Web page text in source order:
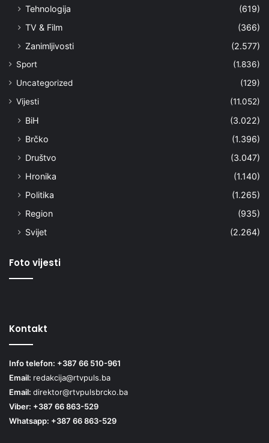
Tehnologija
(619)
TV & Film
(366)
Zanimljivosti
(2.577)
Sport
(1.836)
Uncategorized
(129)
Vijesti
(11.052)
BiH
(3.022)
Brčko
(1.396)
Društvo
(3.047)
Hronika
(1.140)
Politika
(1.265)
Region
(935)
Svijet
(2.264)
Foto vijesti
Kontakt
Info telefon: +387 66 510-961
Email: redakcija@rtvpuls.ba
Email: direktor@rtvpulsbrcko.ba
Viber: +387 66 863-529
Whatsapp: +387 66 863-529